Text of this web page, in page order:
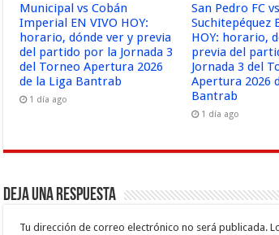
Municipal vs Cobán
Imperial EN VIVO HOY:
horario, dónde ver y previa
del partido por la Jornada 3
del Torneo Apertura 2026
de la Liga Bantrab
1 día ago
San Pedro FC vs
Suchitepéquez
HOY: horario,
previa del
Jornada 3 del
Apertura 2026
Bantrab
1 día ago
Deja una respuesta
Tu dirección de correo electrónico no será publicada.